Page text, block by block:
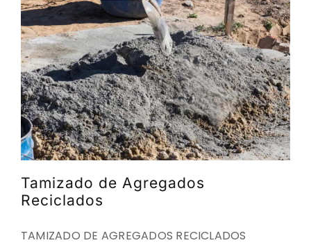
Tamizado de Agregados
Reciclados
TAMIZADO DE AGREGADOS RECICLADOS